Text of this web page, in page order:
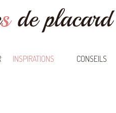
INSPIRATIONS CONSEILS